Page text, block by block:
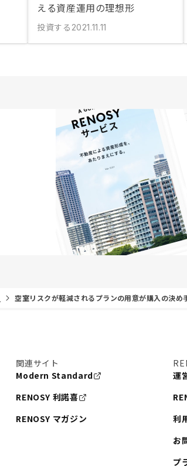
える資産運用の理想形
投資する 2021.11.11
空室リスクが軽減されるプランの用意が購入の決め
関連サイト
Modern Standard
RENOSY 利諾喜
RENOSY マガジン
運
利
お
プ